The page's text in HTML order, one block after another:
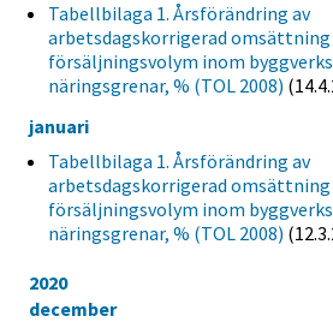
Tabellbilaga 1. Årsförändring av
arbetsdagskorrigerad omsättning
försäljningsvolym inom
näringsgrenar, % (TOL 2008)
januari
Tabellbilaga 1. Årsförändring av
arbetsdagskorrigerad omsättning
försäljningsvolym inom
näringsgrenar, % (TOL 2008)
2020
december